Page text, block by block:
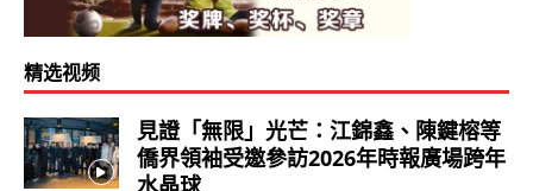
精选视频
見證「無限」光芒：江錦鑫、陳鍵榕等
僑界領袖受邀參訪2026年時報廣場跨年